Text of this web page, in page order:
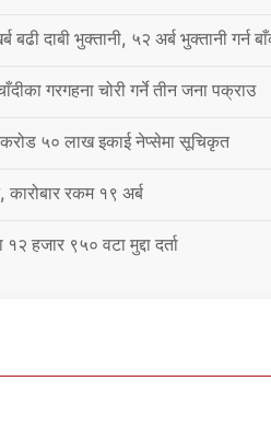
बढी दाबी भुक्तानी, ५२ अर्ब भुक्तानी गर्न
गरगहना चोरी गर्ने तीन जना पक्राउ
५० लाख इकाई नेप्सेमा सूचिकृत
रकम १९ अर्ब
हजार ९५० वटा मुद्दा दर्ता